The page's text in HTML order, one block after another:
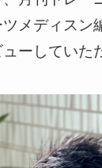
メディスン
ーしていた